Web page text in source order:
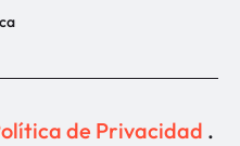
de Privacidad .